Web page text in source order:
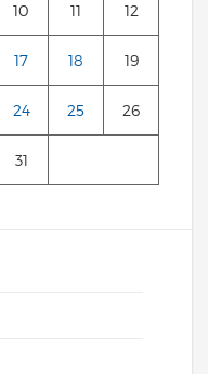
10 11 12
17 18 19
24 25 26
31